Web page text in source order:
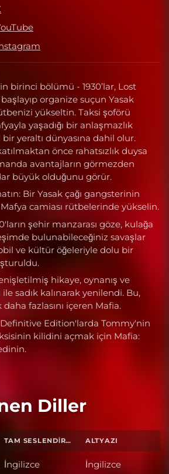
birinci bölümü - 1930’lar, Lost
başlayıp organize suçun Yasak
yükseltin. Taksi şoförü
yaşadığı bir anlaşmazlık
yeraltı dünyasına dahil olur.
önce rahatsızlık duysa
avantajların görmezden
büyük olduğunu görür.
Bir Yasak çağı gangsterinin
Mafya camiası rütbelerinde yükselin.
şehir manzarası göze, kulağa
bulunabileceğiniz savaşlar
ve kültür öğeleriyle dolu bir
hikaye, oynanış ve
sadık kalınarak yenilendi. Bu,
daha fazlasını içeren Mafia.
Edition'larda Tommy'nin
kilidini açmak için Mafia:
Diller
TAM SESLENDIRME ALTYAZI
İngilizce İngilizce